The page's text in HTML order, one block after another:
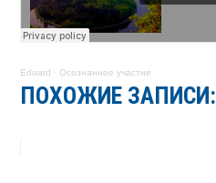
Eduard ·Осознанное участие
ПОХОЖИЕ ЗАПИСИ: